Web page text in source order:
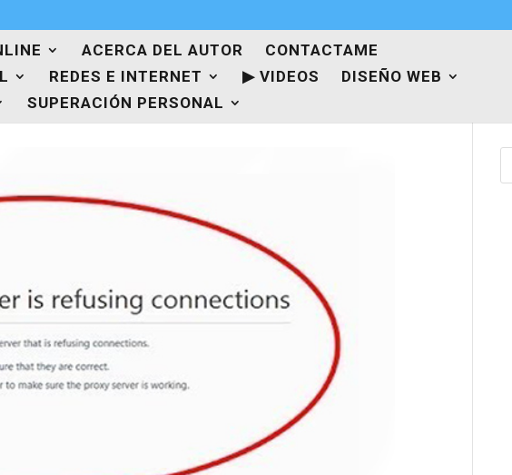
ACERCA DEL AUTOR
CONTACTAME
REDES E INTERNET ▶ VIDEOS
DISEÑO WEB
SUPERACIÓN PERSONAL